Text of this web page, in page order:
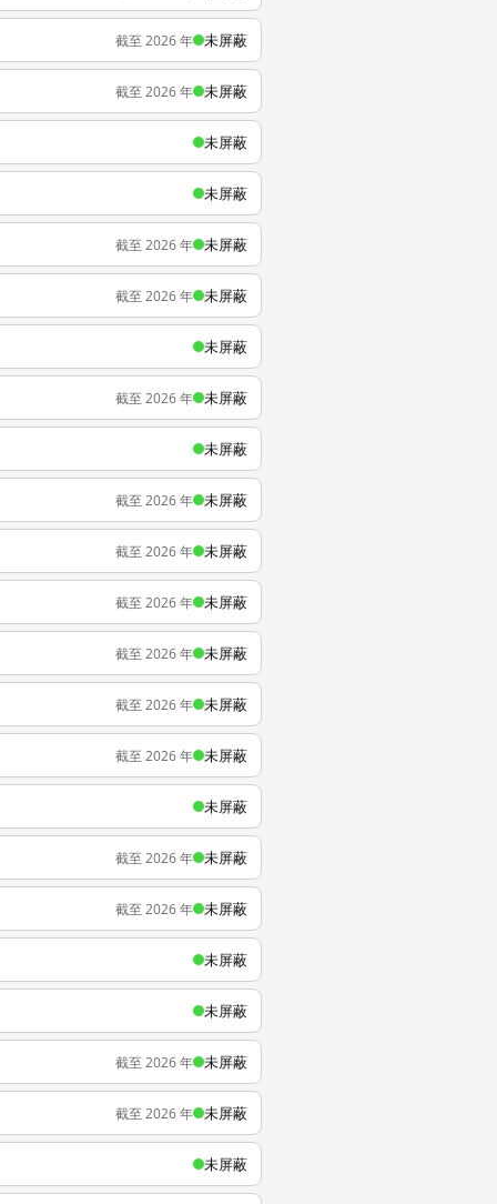
截至 2026 年 未屏蔽
截至 2026 年 未屏蔽
未屏蔽
未屏蔽
截至 2026 年 未屏蔽
截至 2026 年 未屏蔽
未屏蔽
截至 2026 年 未屏蔽
未屏蔽
截至 2026 年 未屏蔽
截至 2026 年 未屏蔽
截至 2026 年 未屏蔽
截至 2026 年 未屏蔽
截至 2026 年 未屏蔽
截至 2026 年 未屏蔽
未屏蔽
截至 2026 年 未屏蔽
截至 2026 年 未屏蔽
未屏蔽
未屏蔽
截至 2026 年 未屏蔽
截至 2026 年 未屏蔽
未屏蔽